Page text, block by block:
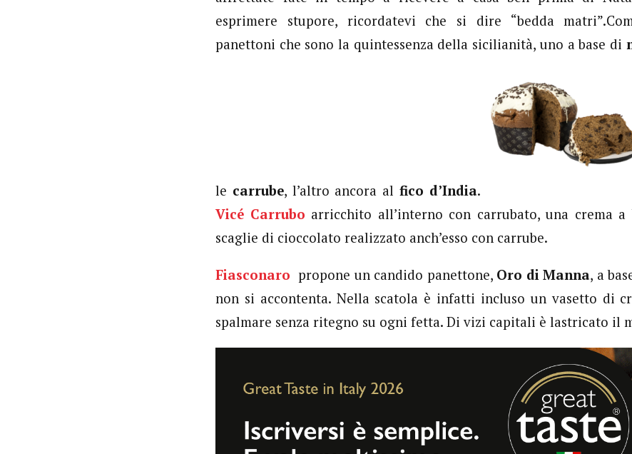
esprimere stupore, ricordatevi che si dire “bedda
panettoni che sono la quintessenza della sicilianità, uno a base di
le carrube, l’altro ancora al fico d’India.
Vicé Carrubo arricchito all’interno con carrubato, una crema a
scaglie di cioccolato realizzato anch’esso con carrube.
Fiasconaro propone un candido panettone, Oro di Manna, a
non si accontenta. Nella scatola è infatti incluso un vasetto di
spalmare senza ritegno su ogni fetta. Di vizi capitali è lastricato il